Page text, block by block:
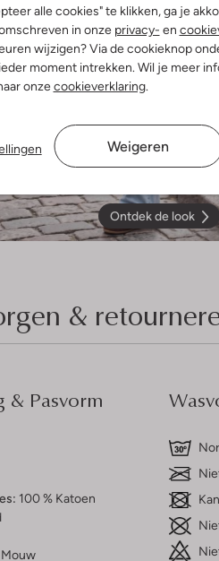
alle cookies" te klikken, ga je
in onze privacy- en
wijzigen? Via de cookieknop
moment intrekken. Wil je meer
onzecookieverklaring.
Weigeren
Ontdek de look
&
& Pasvorm
100 % Katoen